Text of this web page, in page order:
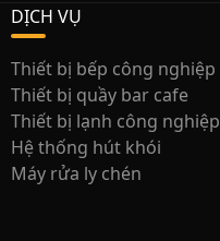
DỊCH VỤ
Thiết bị bếp công nghiệp
Thiết bị quầy bar cafe
Thiết bị lạnh công nghiệp
Hệ thống hút khói
Máy rửa ly chén